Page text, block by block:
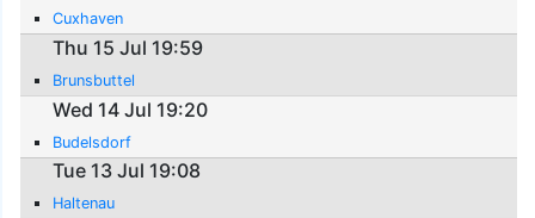
Cuxhaven
Thu 15 Jul 19:59
Brunsbuttel
Wed 14 Jul 19:20
Budelsdorf
Tue 13 Jul 19:08
Haltenau